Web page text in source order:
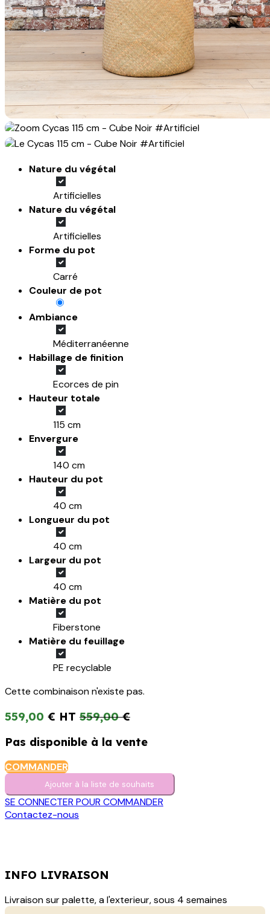
Nature du végétal
Artificielles
Nature du végétal
Artificielles
Forme du pot
Carré
Couleur de pot
Ambiance
Méditerranéenne
Habillage de finition
Ecorces de pin
Hauteur totale
115 cm
Envergure
140 cm
Hauteur du pot
40 cm
Longueur du pot
40 cm
Largeur du pot
40 cm
Matière du pot
Fiberstone
Matière du feuillage
PE recyclable
Cette combinaison n'existe pas.
559,00 € 559,00€
Pas disponible à la vente
COMMANDER
Ajouter à la liste de s​o​uh​aits
SE CONNECTER POUR COMMANDER
Contactez-nous
INFO LIVRAISON
Livraison sur palette, a l'exterieur, sous 4 semaines